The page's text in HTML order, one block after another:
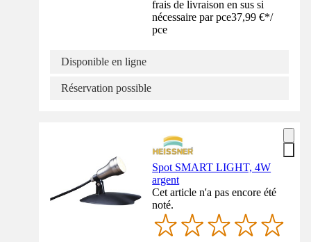
frais de livraison en sus si
nécessaire par pce37,99 €*/
pce
Disponible en ligne
Réservation possible
Spot SMART LIGHT, 4W
argent
Cet article n'a pas encore été
noté.